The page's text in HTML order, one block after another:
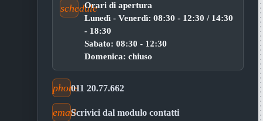
scheduleOrari di apertura
Lunedì - Venerdì: 08:30 - 12:30 / 14:30
- 18:30
Sabato: 08:30 - 12:30
Domenica: chiuso
phone011 20.77.662
emailScrivici dal modulo contatti